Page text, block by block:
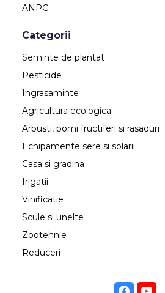
ANPC
Categorii
Seminte de plantat
Pesticide
Ingrasaminte
Agricultura ecologica
Arbusti, pomi fructiferi si rasaduri
Echipamente sere si solarii
Casa si gradina
Irigatii
Vinificatie
Scule si unelte
Zootehnie
Reduceri